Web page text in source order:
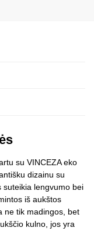
su VINCEZA eko
dizainu su
suteikia lengvumo bei
iš aukštos
ne tik madingos, bet
kulno, jos yra